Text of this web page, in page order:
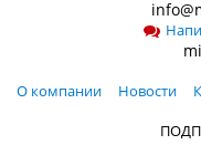
О компании Новости